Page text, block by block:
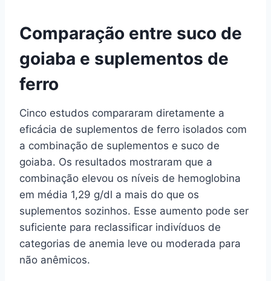
Comparação entre suco de
goiaba e suplementos de
ferro
Cinco estudos compararam diretamente a
eficácia de suplementos de ferro isolados com
a combinação de suplementos e suco de
goiaba. Os resultados mostraram que a
combinação elevou os níveis de hemoglobina
em média 1,29 g/dl a mais do que os
suplementos sozinhos. Esse aumento pode ser
suficiente para reclassificar indivíduos de
categorias de anemia leve ou moderada para
não anêmicos.